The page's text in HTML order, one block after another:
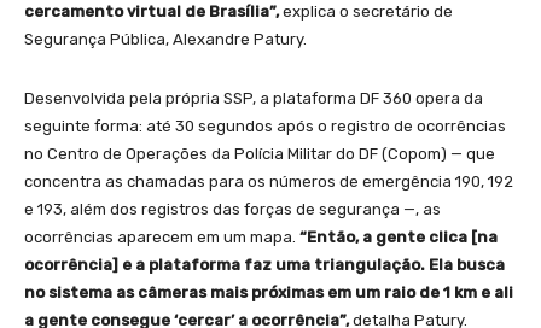
cercamento virtual de Brasília”,explica o secretário de
Segurança Pública, Alexandre Patury.
Desenvolvida pela própria SSP, a plataforma DF 360 opera da
seguinte forma: até 30 segundos após o registro de ocorrências
no Centro de Operações da Polícia Militar do DF (Copom) — que
concentra as chamadas para os números de emergência 190, 192
e 193, além dos registros das forças de segurança —, as
ocorrências aparecem em um mapa. “Então, a gente clica [na
ocorrência] e a plataforma faz uma triangulação. Ela busca
no sistema as câmeras mais próximas em um raio de 1 km e ali
a gente consegue ‘cercar’ a ocorrência”,detalha Patury.